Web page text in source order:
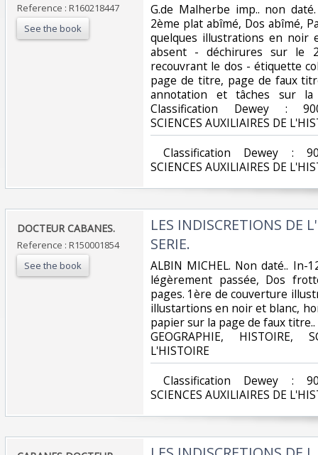
Reference : R160218447
See the book
‎G.de Malherbe imp.. non
2ème plat abîmé, Dos abîmé,
quelques illustrations en
absent - déchirures sur le
recouvrant le dos - étiquette
page de titre, page de faux
annotation et tâches sur
Classification Dewey : 900-
SCIENCES AUXILIAIRES DE
Classification Dewey :
SCIENCES AUXILIAIRES DE
‎DOCTEUR CABANES.‎
Reference : R150001854
See the book
‎LES INDISCRETIONS DE
SERIE.‎
‎ALBIN MICHEL. Non daté.. In-
légèrement passée, Dos
pages. 1ère de couverture
illustartions en noir et blanc,
papier sur la page de faux titre..
GEOGRAPHIE, HISTOIRE,
L'HISTOIRE‎
Classification Dewey :
SCIENCES AUXILIAIRES DE